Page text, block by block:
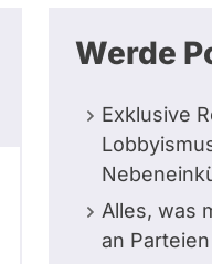
Werde
Exklusive
Alles, was
an